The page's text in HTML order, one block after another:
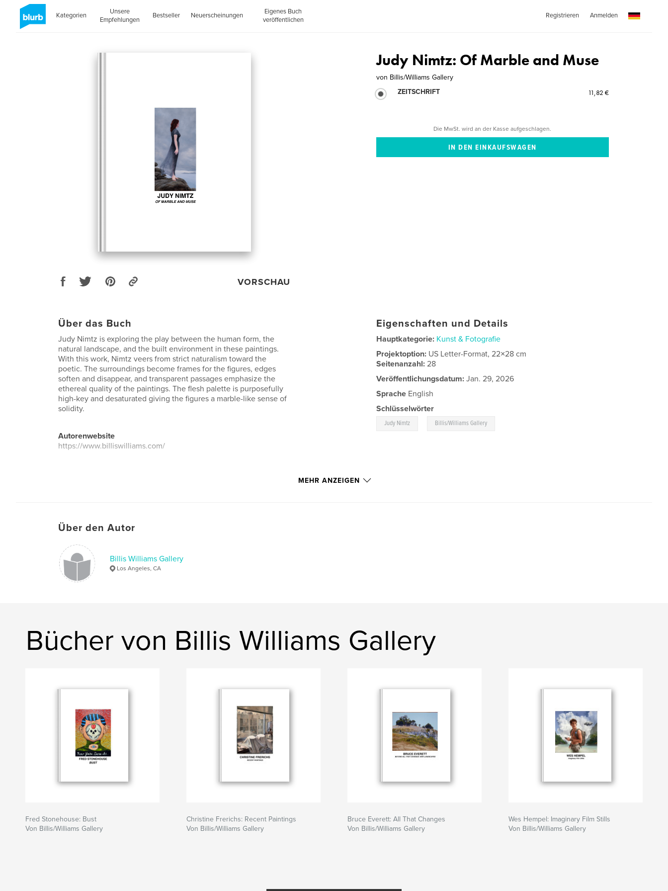
Kategorien
Unsere
Empfehlungen
Bestseller Neuerscheinungen
Eigenes Buch
veröffentlichen
Registrieren Anmelden
VORSCHAU
Judy Nimtz: Of Marble and Muse
von Billis/Williams Gallery
ZEITSCHRIFT
11,82 €
Die MwSt. wird an der Kasse aufgeschlagen.
Über das Buch
Judy Nimtz is exploring the play between the human form, the
natural landscape, and the built environment in these paintings.
With this work, Nimtz veers from strict naturalism toward the
poetic. The surroundings become frames for the figures, edges
soften and disappear, and transparent passages emphasize the
ethereal quality of the paintings. The flesh palette is purposefully
high-key and desaturated giving the figures a marble-like sense of
solidity.
Autorenwebsite
https://www.billiswilliams.com/
Eigenschaften und Details
Hauptkategorie: Kunst & Fotografie
Projektoption: US Letter-Format, 22×28 cm
Seitenanzahl:28
Veröffentlichungsdatum: Jan. 29, 2026
Sprache English
Schlüsselwörter
Judy Nimtz Billis/Williams Gallery
MEHR ANZEIGEN
Über den Autor
Billis Williams Gallery
Los Angeles, CA
Bücher von Billis Williams Gallery
Fred Stonehouse: Bust
Von Billis/Williams Gallery
Christine Frerichs: Recent Paintings
Von Billis/Williams Gallery
Bruce Everett: All That Changes
Von Billis/Williams Gallery
Wes Hempel: Imaginary Film Stills
Von Billis/Williams Gallery